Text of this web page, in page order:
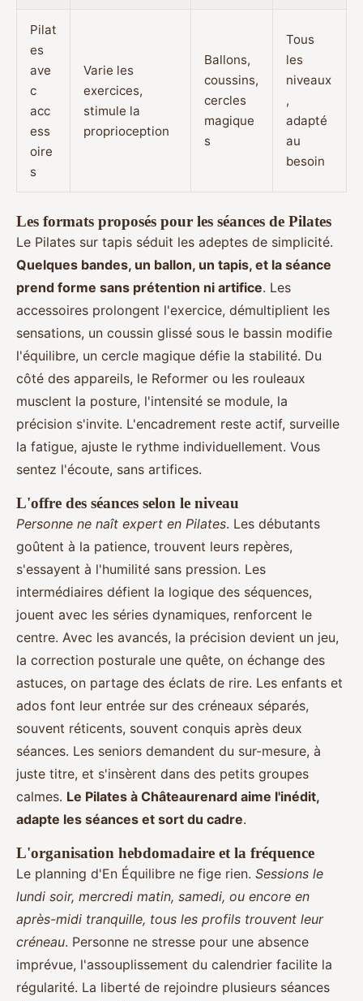
Pilat
es
ave
c
acc
ess
oire
s
Varie les
exercices,
stimule la
proprioception
Ballons,
coussins,
cercles
magique
s
Tous
les
niveaux
,
adapté
au
besoin
Les formats proposés pour les séances de Pilates
Le Pilates sur tapis séduit les adeptes de simplicité.
Quelques bandes, un ballon, un tapis, et la séance
prend forme sans prétention ni artifice. Les
accessoires prolongent l'exercice, démultiplient les
sensations, un coussin glissé sous le bassin modifie
l'équilibre, un cercle magique défie la stabilité. Du
côté des appareils, le Reformer ou les rouleaux
musclent la posture, l'intensité se module, la
précision s'invite. L'encadrement reste actif, surveille
la fatigue, ajuste le rythme individuellement. Vous
sentez l'écoute, sans artifices.
L'offre des séances selon le niveau
Personne ne naît expert en Pilates. Les débutants
goûtent à la patience, trouvent leurs repères,
s'essayent à l'humilité sans pression. Les
intermédiaires défient la logique des séquences,
jouent avec les séries dynamiques, renforcent le
centre. Avec les avancés, la précision devient un jeu,
la correction posturale une quête, on échange des
astuces, on partage des éclats de rire. Les enfants et
ados font leur entrée sur des créneaux séparés,
souvent réticents, souvent conquis après deux
séances. Les seniors demandent du sur-mesure, à
juste titre, et s'insèrent dans des petits groupes
calmes. Le Pilates à Châteaurenard aime l'inédit,
adapte les séances et sort du cadre.
L'organisation hebdomadaire et la fréquence
Le planning d'En Équilibre ne fige rien. Sessions le
lundi soir, mercredi matin, samedi, ou encore en
après-midi tranquille, tous les profils trouvent leur
créneau. Personne ne stresse pour une absence
imprévue, l'assouplissement du calendrier facilite la
régularité. La liberté de rejoindre plusieurs séances